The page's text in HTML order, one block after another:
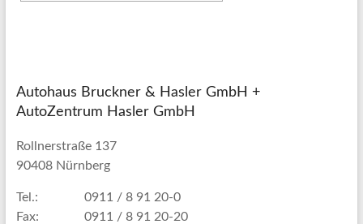
Autohaus Bruckner & Hasler GmbH +
AutoZentrum Hasler GmbH
Rollnerstraße 137
90408 Nürnberg
Tel.:
0911 / 8 91 20-0
Fax:
0911 / 8 91 20-20